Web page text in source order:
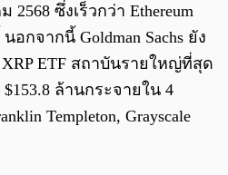
ซึ่งเร็วกว่า Ethereum
กจากนี้ Goldman Sachs ยัง
ETF สถาบันรายใหญ่ที่สุด
ล้านกระจายใน 4
Templeton, Grayscale